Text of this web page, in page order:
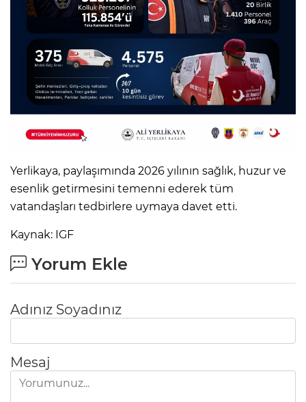
Yerlikaya, paylaşımında 2026 yılının sağlık, huzur ve
esenlik getirmesini temenni ederek tüm
vatandaşları tedbirlere uymaya davet etti.
Kaynak: IGF
Yorum Ekle
Adınız Soyadınız
Mesaj